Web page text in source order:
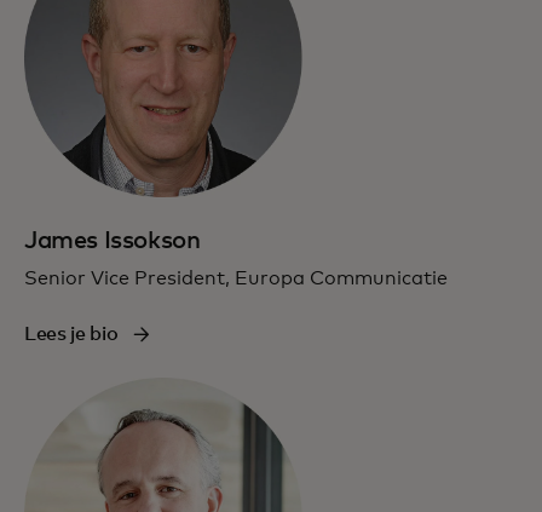
James Issokson
Senior Vice President, Europa Communicatie
Lees je bio